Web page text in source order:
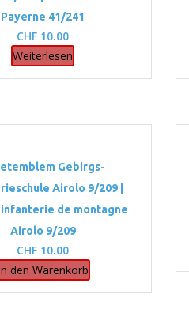
Payerne 41/241
CHF 10.00
Weiterlesen
Gebirgs-
Airolo 9/209 |
de montagne
Airolo 9/209
CHF 10.00
den Warenkorb